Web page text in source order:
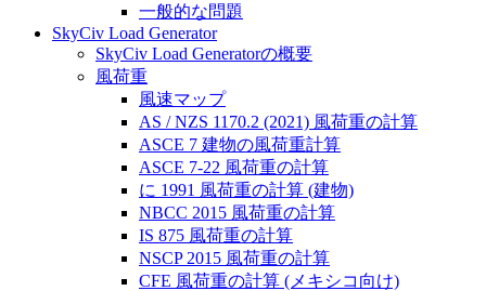
一般的な問題
SkyCiv Load Generator
SkyCiv Load Generatorの概要
風荷重
風速マップ
AS / NZS 1170.2 (2021) 風荷重の計算
ASCE 7 建物の風荷重計算
ASCE 7-22 風荷重の計算
に 1991 風荷重の計算 (建物)
NBCC 2015 風荷重の計算
IS 875 風荷重の計算
NSCP 2015 風荷重の計算
CFE 風荷重の計算 (メキシコ向け)